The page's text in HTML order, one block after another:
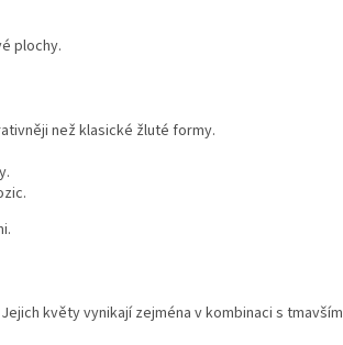
plochy.
než klasické žluté formy.
květy vynikají zejména v kombinaci s tmavším